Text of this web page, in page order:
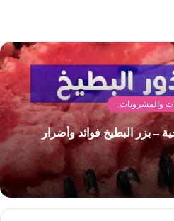
والمشروبات.
– بزر البطيخ فوائد وأضرار